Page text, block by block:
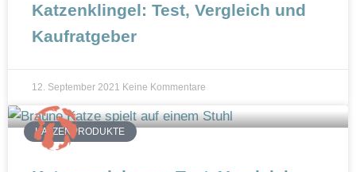
Katzenklingel: Test, Vergleich und
Kaufratgeber
12. September 2021 Keine Kommentare
KATZENPRODUKTE